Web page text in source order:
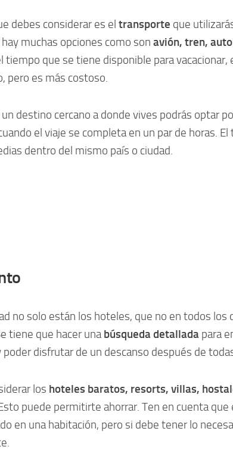
debes considerar es el transporte que
muchas opciones como son avión, tren,
tiempo que se tiene disponible para
pero es más costoso.
destino cercano a donde vives podrás optar
el viaje se completa en un par de horas.
dentro del mismo país o ciudad.
no solo están los hoteles, que no en todos los
tiene que hacer una búsqueda detallada para
disfrutar de un descanso después de
los hoteles baratos, resorts, villas,
puede permitirte ahorrar. Ten en cuenta que
en una habitación, pero si debe tener lo